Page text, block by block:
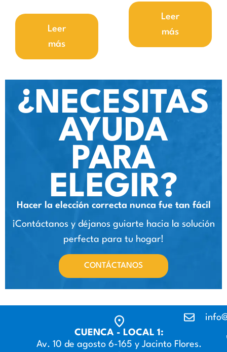
Leer
más
Leer
más
¿NECESITAS
AYUDA
PARA
ELEGIR?
Hacer la elección correcta nunca fue tan fácil
¡Contáctanos y déjanos guiarte hacia la solución
perfecta para tu hogar!
CONTÁCTANOS
CUENCA - LOCAL 1:
Av. 10 de agosto 6-165 y Jacinto Flores.